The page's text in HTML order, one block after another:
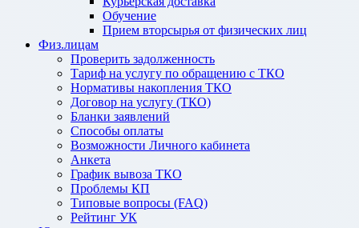
Обучение
Прием вторсырья от физических лиц
Физ.лицам
Проверить задолженность
Тариф на услугу по обращению с ТКО
Нормативы накопления ТКО
Договор на услугу (ТКО)
Бланки заявлений
Способы оплаты
Возможности Личного кабинета
Анкета
График вывоза ТКО
Проблемы КП
Типовые вопросы (FAQ)
Рейтинг УК